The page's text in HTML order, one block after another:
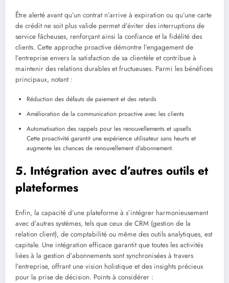
Être alerté avant qu’un contrat n’arrive à expiration ou qu’une carte
de crédit ne soit plus valide permet d’éviter des interruptions de
service fâcheuses, renforçant ainsi la confiance et la fidélité des
clients. Cette approche proactive démontre l’engagement de
l’entreprise envers la satisfaction de sa clientèle et contribue à
maintenir des relations durables et fructueuses. Parmi les bénéfices
principaux, notant :
Réduction des défauts de paiement et des retards
Amélioration de la communication proactive avec les clients
Automatisation des rappels pour les renouvellements et upsells
Cette proactivité garantit une expérience utilisateur sans heurts et
augmente les chances de renouvellement d’abonnement.
5. Intégration avec d’autres outils et
plateformes
Enfin, la capacité d’une plateforme à s’intégrer harmonieusement
avec d’autres systèmes, tels que ceux de CRM (gestion de la
relation client), de comptabilité ou même des outils analytiques, est
capitale. Une intégration efficace garantit que toutes les activités
liées à la gestion d’abonnements sont synchronisées à travers
l’entreprise, offrant une vision holistique et des insights précieux
pour la prise de décision. Points à considérer :